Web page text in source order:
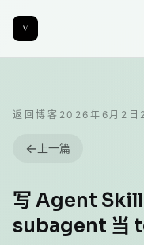
返回博客 2026年6月2日
← 上一篇
写 Agent Skill
subagent 当